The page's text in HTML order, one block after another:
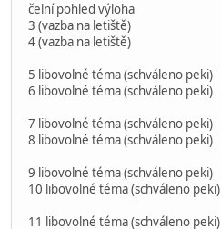
čelní pohled výloha
3 (vazba na letiště)
4 (vazba na letiště)
5 libovolné téma (schváleno peki)
6 libovolné téma (schváleno peki)
7 libovolné téma (schváleno peki)
8 libovolné téma (schváleno peki)
9 libovolné téma (schváleno peki)
10 libovolné téma (schváleno peki)
11 libovolné téma (schváleno peki)